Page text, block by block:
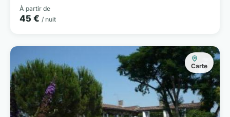
À partir de
45 € / nuit
Carte